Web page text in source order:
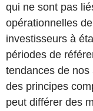
qui ne sont pas
opérationnelles
investisseurs à
périodes de
tendances de
des principes
peut différer des